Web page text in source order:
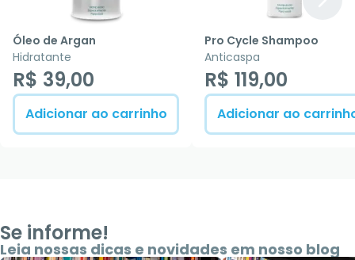
Óleo de Argan
Hidratante
R$ 39,00
Adicionar ao carrinho
Pro Cycle Shampoo
Anticaspa
R$ 119,00
Adicionar ao
Se informe!
Leia nossas dicas e novidades em nosso blog